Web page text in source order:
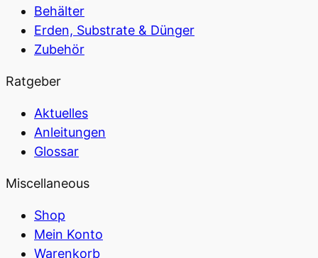
Behälter
Erden, Substrate & Dünger
Zubehör
Ratgeber
Aktuelles
Anleitungen
Glossar
Miscellaneous
Shop
Mein Konto
Warenkorb